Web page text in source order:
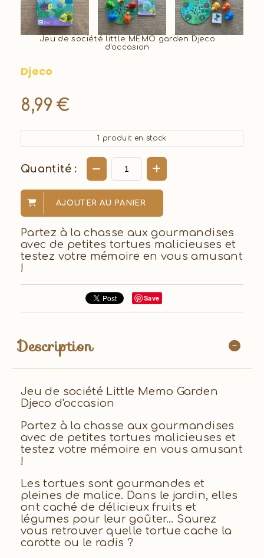
Jeu de société little MEMO garden Djeco
d'occasion
Djeco
8,99 €
1 produit en stock
Quantité :
AJOUTER AU PANIER
Partez à la chasse aux gourmandises
avec de petites tortues malicieuses et
testez votre mémoire en vous amusant
!
Save
Description
Jeu de société Little Memo Garden
Djeco d'occasion
Partez à la chasse aux gourmandises
avec de petites tortues malicieuses et
testez votre mémoire en vous amusant
!
Les tortues sont gourmandes et
pleines de malice. Dans le jardin, elles
ont caché de délicieux fruits et
légumes pour leur goûter… Saurez
vous retrouver quelle tortue cache la
carotte ou le radis ?